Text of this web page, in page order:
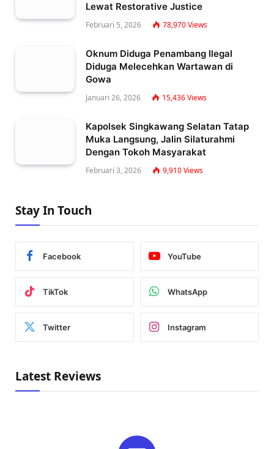
Lewat Restorative Justice
Februari 5, 2026 78,970Views
Oknum Diduga Penambang Ilegal
Diduga Melecehkan Wartawan di
Gowa
Januari 26, 2026 15,436Views
Kapolsek Singkawang Selatan Tatap
Muka Langsung, Jalin Silaturahmi
Dengan Tokoh Masyarakat
Februari 3, 2026 9,910Views
Stay In Touch
Facebook YouTube
TikTok WhatsApp
Twitter Instagram
Latest Reviews